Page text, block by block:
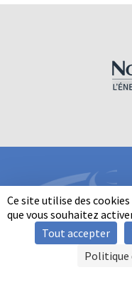
Ce site utilise des
que vous souhaitez
Tout accepter
Politique
INFORMATIONS